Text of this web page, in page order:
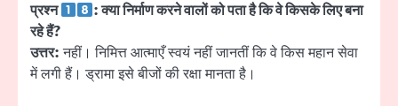
प्रश्न
: क्या निर्माण करने वालों को पता है कि वे किसके लिए बना
रहे हैं?
उत्तर:नहीं। निमित्त आत्माएँ स्वयं नहीं जानतीं कि वे किस महान सेवा
में लगी हैं। ड्रामा इसे बीजों की रक्षा मानता है।